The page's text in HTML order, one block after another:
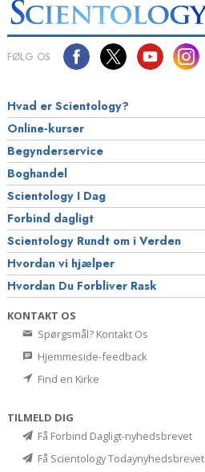
FØLG OS
Hvad er Scientology?
Online-kurser
Begynderservice
Boghandel
Scientology I Dag
Forbind dagligt
Scientology Rundt om i Verden
Hvordan vi hjælper
Hvordan Du Forbliver Rask
KONTAKT OS
Spørgsmål? Kontakt Os
Hjemmeside-feedback
Find en Kirke
TILMELD DIG
Få Forbind Dagligt-nyhedsbrevet
Få Scientology Todaynyhedsbrevet